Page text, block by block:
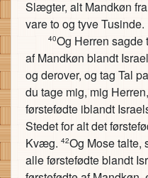
Slægter, alt Mandkøn
vare to og tyve Tusinde.
40Og Herren
af Mandkøn blandt
og derover, og tag Tal
du tage mig, mig
førstefødte iblandt
Stedet for alt det
Kvæg. 42Og Mose talte,
alle førstefødte blandt